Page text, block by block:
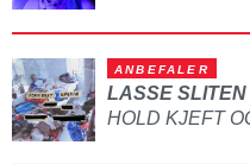
ANBEFALER
LASSE SLITEN